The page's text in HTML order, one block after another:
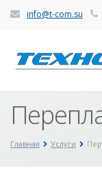
info@t-com.su
Главная Услуги